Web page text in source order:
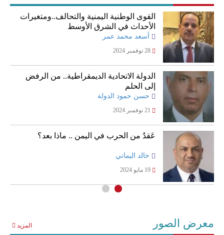
القوى الوطنية اليمنية والتحالف..ومتغيرات
الأحداث في الشرق الأوسط
أسعد محمد عمر
الدولة الاتحادية الديمقراطية.. من الرفض
إلى الحلم
حسن حمود الدولة
عَقدٌ من الحرب في اليمن .. ماذا بعد؟
خالد اليماني
معرض الصور المزيد